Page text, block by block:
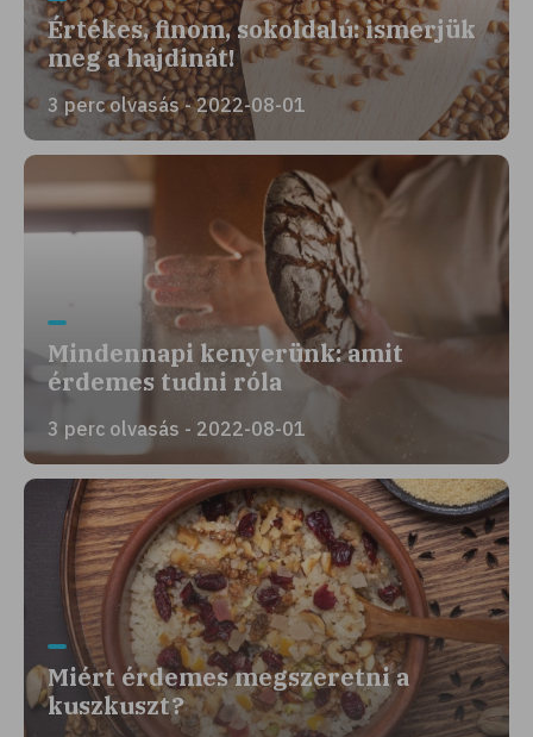
Értékes, finom, sokoldalú: ismerjük
meg a hajdinát!
3 perc olvasás - 2022-08-01
Mindennapi kenyerünk: amit
érdemes tudni róla
3 perc olvasás - 2022-08-01
Miért érdemes megszeretni a
kuszkuszt?